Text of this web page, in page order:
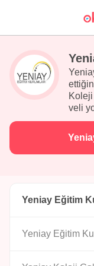
Koleji
veli
Yeniay Eğitim
Yeniay Eğitim